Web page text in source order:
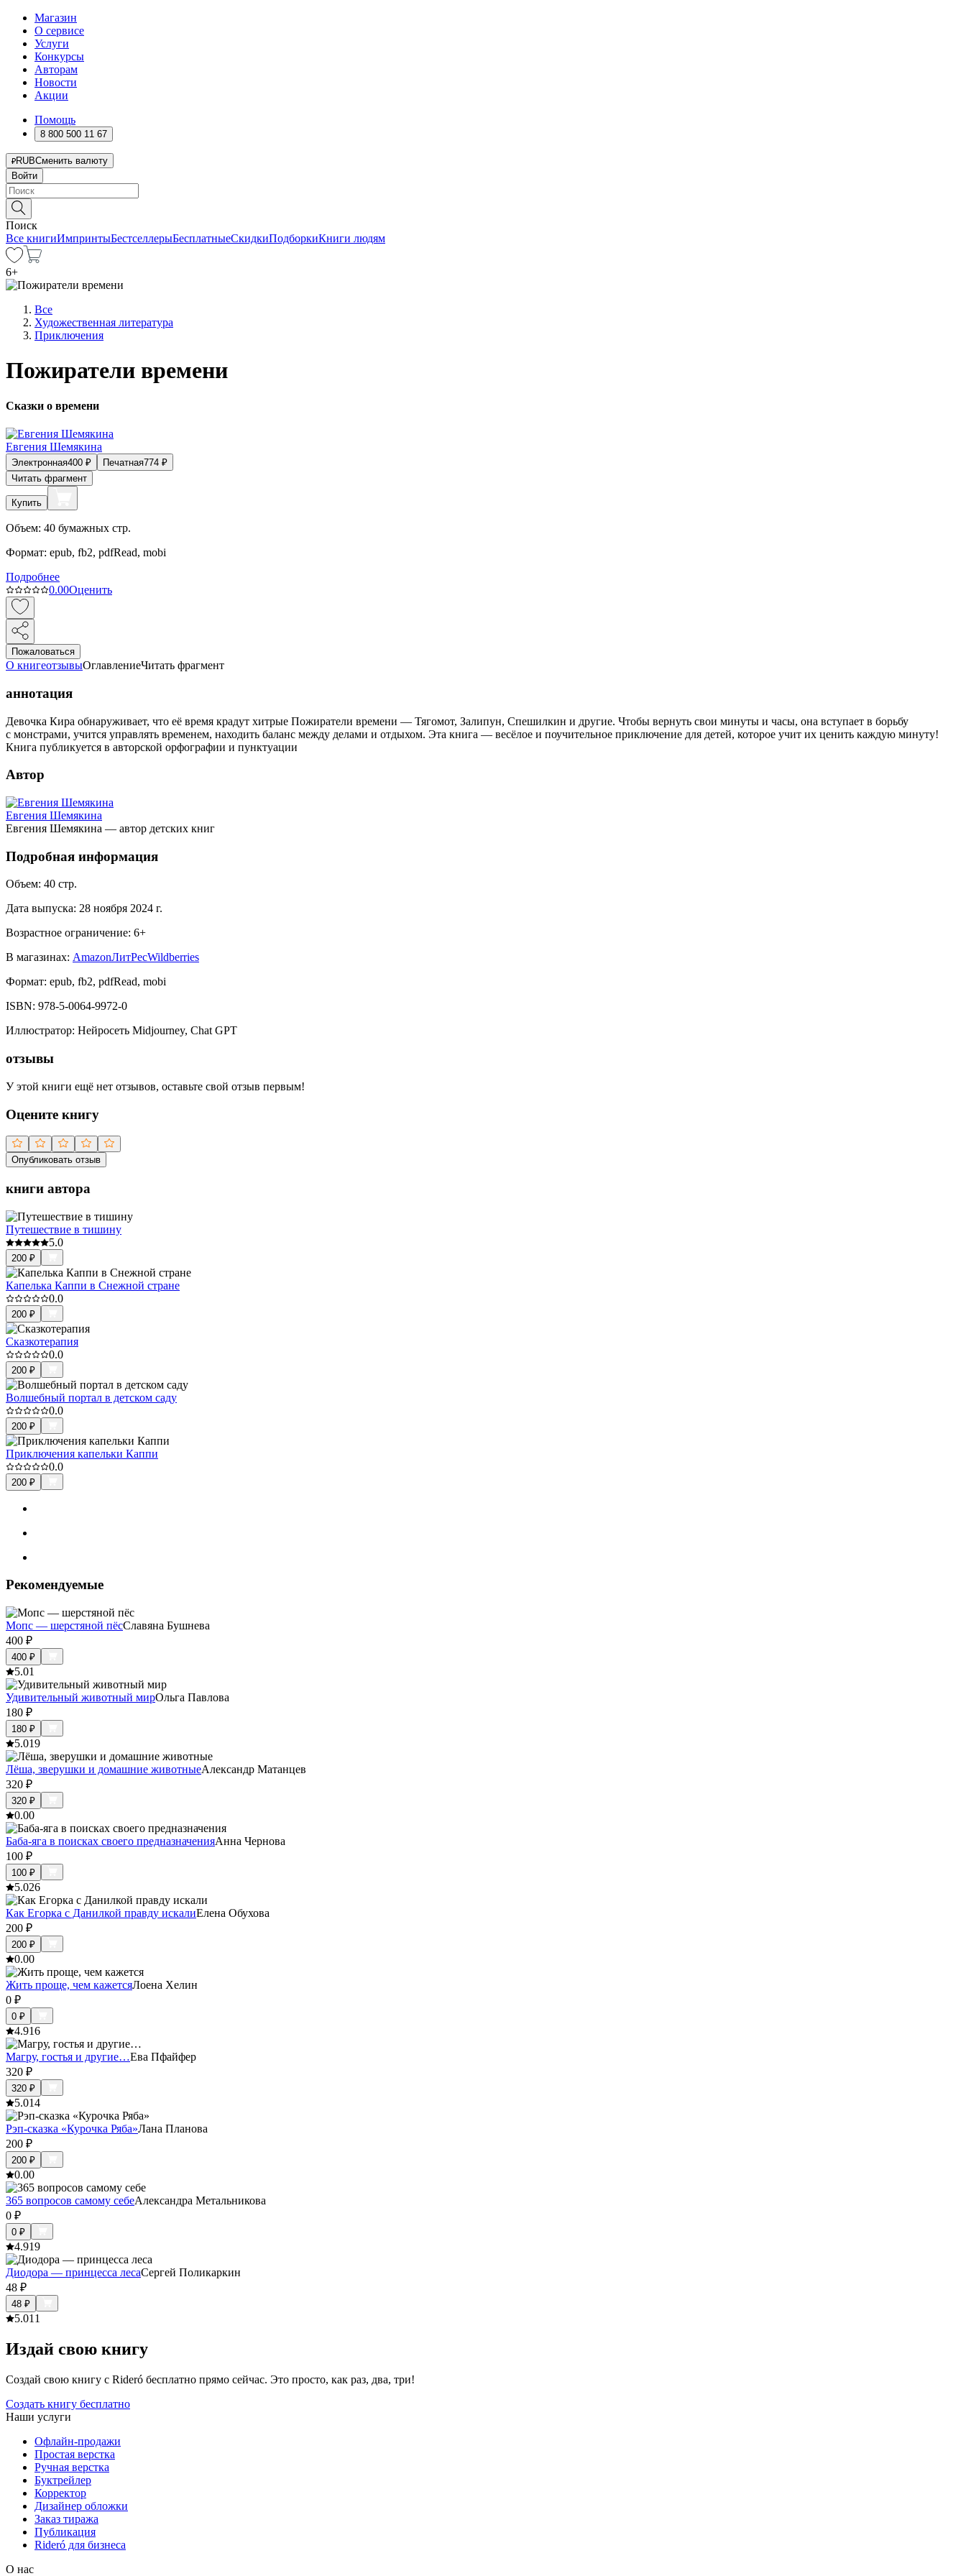
Магазин
О сервисе
Услуги
Конкурсы
Авторам
Новости
Акции
Помощь
8 800 500 11 67
RUBСменить валюту
Войти
Поиск
Все книгиИмпринтыБестселлерыБесплатныеСкидкиПодборкиКниги людям
6+
Все
Художественная литература
Приключения
Пожиратели времени
Сказки о времени
Евгения Шемякина
Электронная400 ₽ Печатная774 ₽
Читать фрагмент
Купить
Объем: 40 бумажных стр.
Формат: epub, fb2, pdfRead, mobi
Подробнее
0.00Оценить
Пожаловаться
О книгеотзывыОглавлениеЧитать фрагмент
аннотация
Девочка Кира обнаруживает, что её время крадут хитрые Пожиратели времени — Тягомот, Залипун, Спешилкин и другие. Чтобы вернуть свои минуты и часы, она вступает в борьбу
с монстрами, учится управлять временем, находить баланс между делами и отдыхом. Эта книга — весёлое и поучительное приключение для детей, которое учит их ценить каждую минуту!
Книга публикуется в авторской орфографии и пунктуации
Автор
Евгения Шемякина
Евгения Шемякина — автор детских книг
Подробная информация
Объем: 40 стр.
Дата выпуска: 28 ноября 2024 г.
Возрастное ограничение: 6+
В магазинах: AmazonЛитРесWildberries
Формат: epub, fb2, pdfRead, mobi
ISBN: 978-5-0064-9972-0
Иллюстратор: Нейросеть Midjourney, Chat GPT
отзывы
У этой книги ещё нет отзывов, оставьте свой отзыв первым!
Оцените книгу
Опубликовать отзыв
книги автора
Путешествие в тишину
5.0
200 ₽
Капелька Каппи в Снежной стране
0.0
200 ₽
Сказкотерапия
0.0
200 ₽
Волшебный портал в детском саду
0.0
200 ₽
Приключения капельки Каппи
0.0
200 ₽
Рекомендуемые
Мопс — шерстяной пёсСлавяна Бушнева
400 ₽
400 ₽
5.01
Удивительный животный мирОльга Павлова
180 ₽
180 ₽
5.019
Лёша, зверушки и домашние животныеАлександр Матанцев
320 ₽
320 ₽
0.00
Баба-яга в поисках своего предназначенияАнна Чернова
100 ₽
100 ₽
5.026
Как Егорка с Данилкой правду искалиЕлена Обухова
200 ₽
200 ₽
0.00
Жить проще, чем кажетсяЛоена Хелин
0 ₽
0 ₽
4.916
Магру, гостья и другие…Ева Пфайфер
320 ₽
320 ₽
5.014
Рэп-сказка «Курочка Ряба»Лана Планова
200 ₽
200 ₽
0.00
365 вопросов самому себеАлександра Метальникова
0 ₽
0 ₽
4.919
Диодора — принцесса лесаСергей Поликаркин
48 ₽
48 ₽
5.011
Издай свою книгу
Создай свою книгу с Rideró бесплатно прямо сейчас. Это просто, как раз, два, три!
Создать книгу бесплатно
Наши услуги
Офлайн-продажи
Простая верстка
Ручная верстка
Буктрейлер
Корректор
Дизайнер обложки
Заказ тиража
Публикация
Rideró для бизнеса
О нас